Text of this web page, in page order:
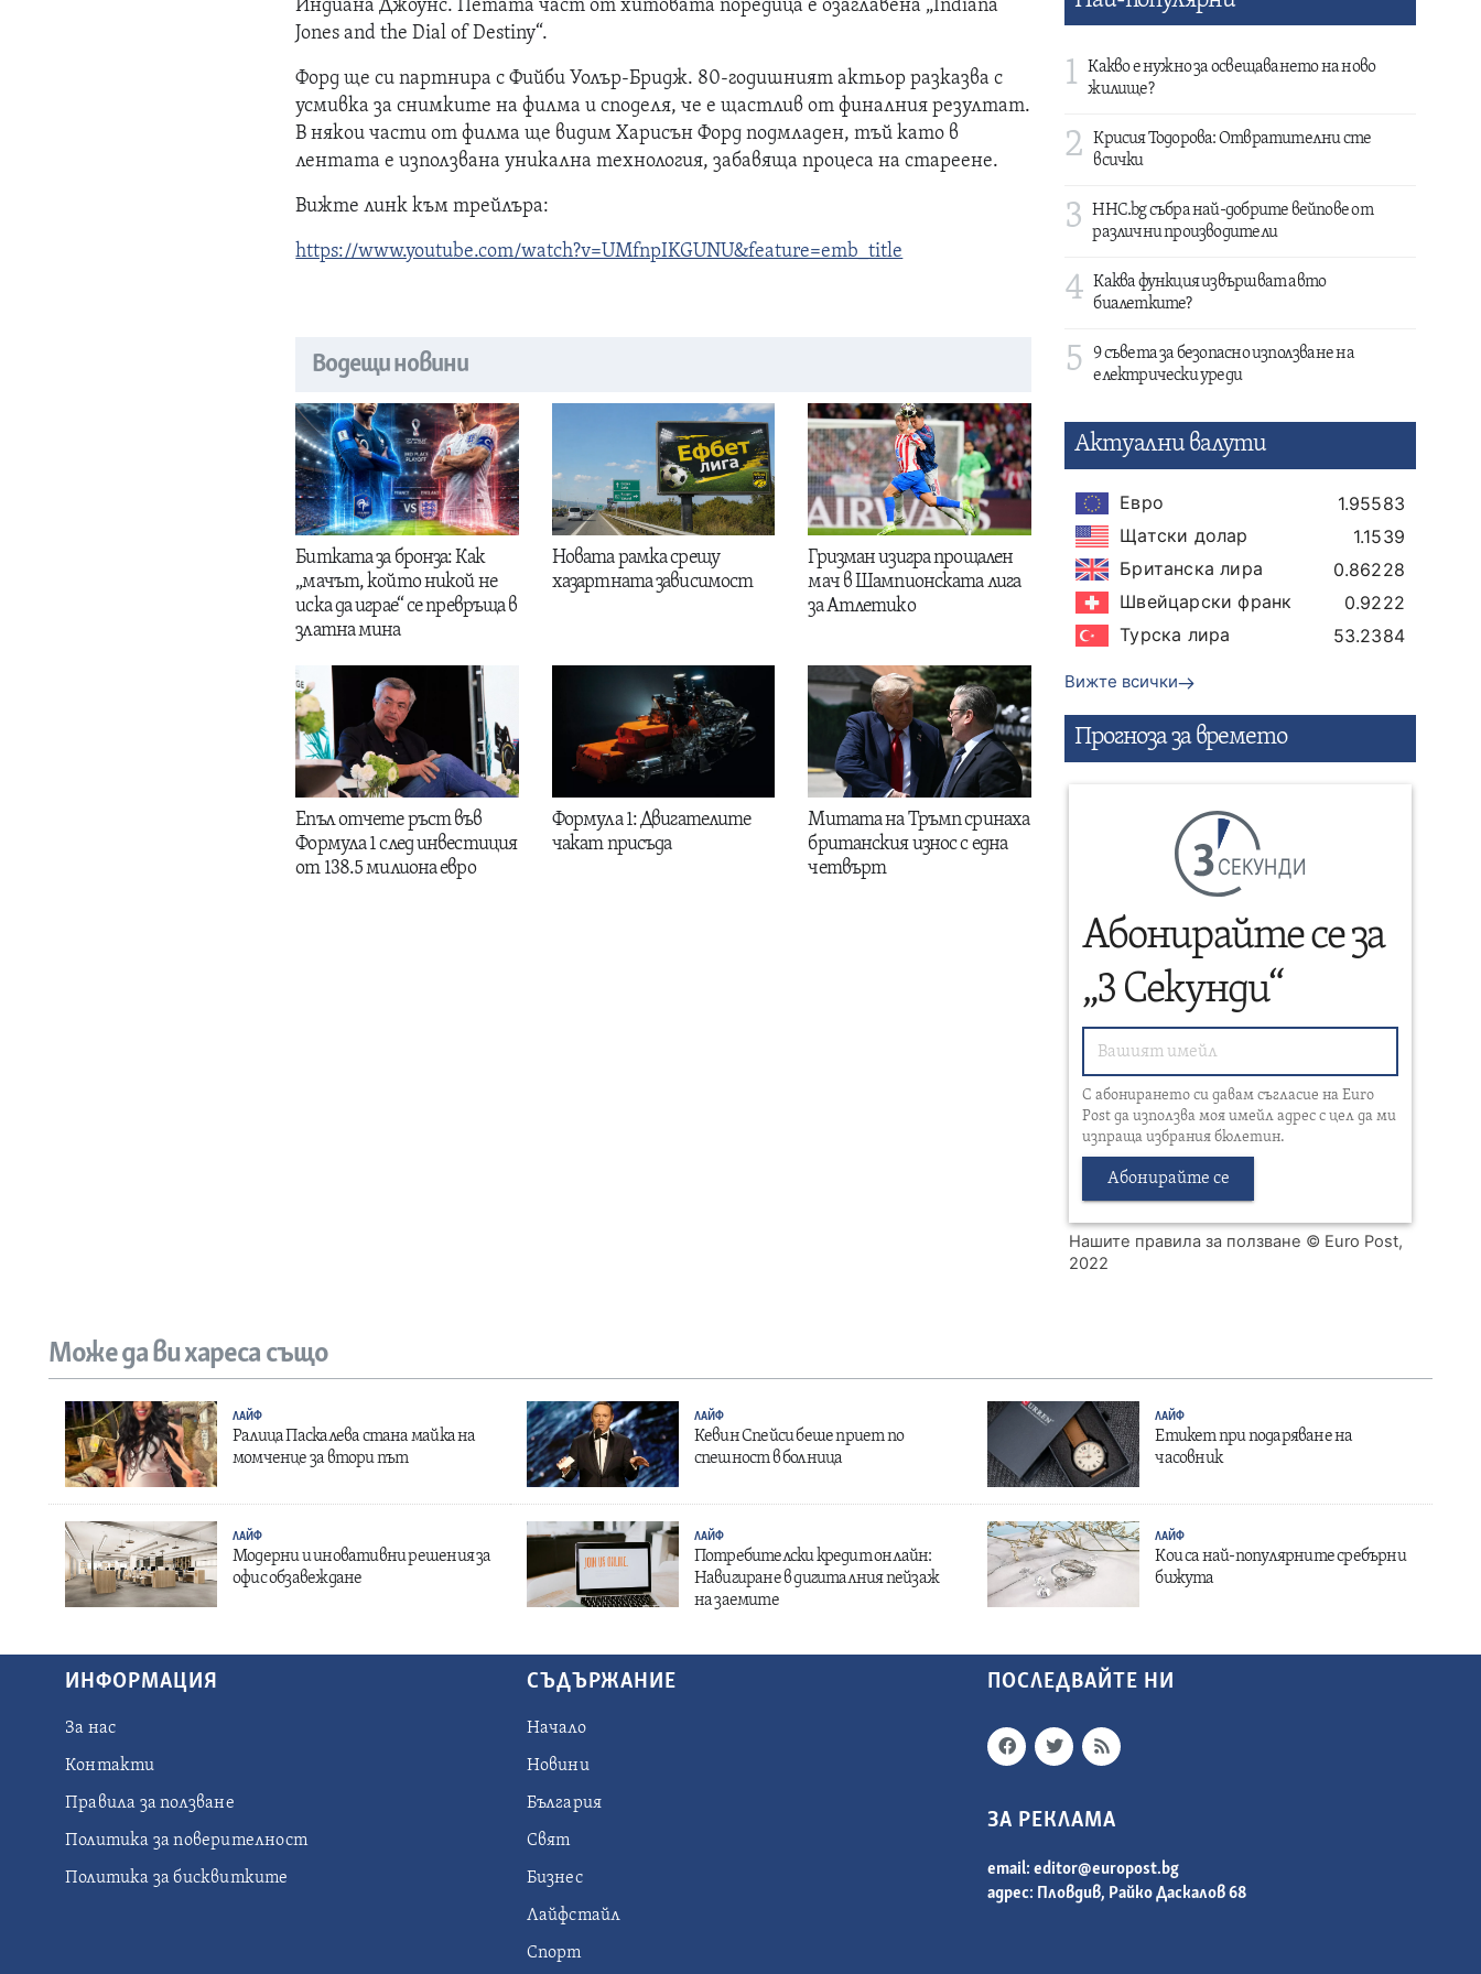
Индиана Джоунс. Петата част от хитовата поредица е озаглавена „Indiana
Jones and the Dial of Destiny“.
Форд ще си партнира с Фийби Уолър-Бридж. 80-годишният актьор разказва с
усмивка за снимките на филма и споделя, че е щастлив от финалния резултат.
В някои части от филма ще видим Харисън Форд подмладен, тъй като в
лентата е използвана уникална технология, забавяща процеса на стареене.
Вижте линк към трейлъра:
https://www.youtube.com/watch?v=UMfnpIKGUNU&feature=emb_title
Водещи новини
Битката за бронза: Как
„мачът, който никой не
иска да играе“ се превръща в
златна мина
Новата рамка срещу
хазартната зависимост
Гризман изигра прощален
мач в Шампионската лига
за Атлетико
Епъл отчете ръст във
Формула 1 след инвестиция
от 138.5 милиона евро
Формула 1: Двигателите
чакат присъда
Митата на Тръмп сринаха
британския износ с една
четвърт
1
Какво е нужно за освещаването на ново
жилище?
2
Крисия Тодорова: Отвратителни сте
всички
3
HHC.bg събра най-добрите вейпове от
различни производители
4 Каква функция извършват авто
биалетките?
5
9 съвета за безопасно използване на
електрически уреди
Актуални валути
Евро
1.95583
Щатски долар
1.1539
Британска лира
0.86228
Швейцарски франк
0.9222
Турска лира
53.2384
Вижте всички
Прогнозa за времето
СЕКУНДИ
Абонирайте се за
„3 Секунди“
С абонирането си давам съгласие на Euro
Post да използва моя имейл адрес с цел да ми
изпраща избрания бюлетин.
Абонирайте се
Нашите правила за ползване © Euro Post,
2022
Може да ви хареса също
ЛАЙФ
Ралица Паскалева стана майка на
момченце за втори път
ЛАЙФ
Кевин Спейси беше приет по
спешност в болница
ЛАЙФ
Етикет при подаряване на
часовник
ЛАЙФ
Модерни и иновативни решения за
офис обзавеждане
ЛАЙФ
Потребителски кредит онлайн:
Навигиране в дигиталния пейзаж
на заемите
ЛАЙФ
Кои са най-популярните сребърни
бижута
ИНФОРМАЦИЯ
За нас
Контакти
Правила за ползване
Политика за поверителност
Политика за бисквитките
СЪДЪРЖАНИЕ
Начало
Новини
България
Свят
Бизнес
Лайфстайл
Спорт
ПОСЛЕДВАЙТЕ НИ
ЗА РЕКЛАМА
email:editor@europost.bg
адрес: Пловдив, Райко Даскалов 68